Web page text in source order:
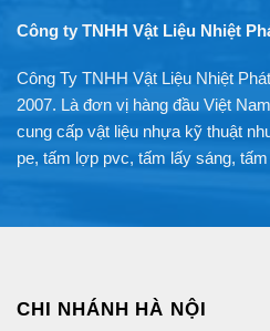
Công ty TNHH Vật Liệu Nhiệt
Công Ty TNHH Vật Liệu Nhiệt
2007. Là đơn vị hàng đầu Việt
cung cấp vật liệu nhựa kỹ thuật
pe, tấm lợp pvc, tấm lấy sáng,
CHI NHÁNH HÀ NỘI